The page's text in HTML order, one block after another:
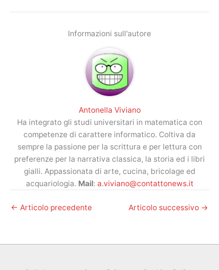
Informazioni sull'autore
Antonella Viviano
Ha integrato gli studi universitari in matematica con
competenze di carattere informatico. Coltiva da
sempre la passione per la scrittura e per lettura con
preferenze per la narrativa classica, la storia ed i libri
gialli. Appassionata di arte, cucina, bricolage ed
acquariologia. Mail: a.viviano@contattonews.it
← Articolo precedente Articolo successivo →